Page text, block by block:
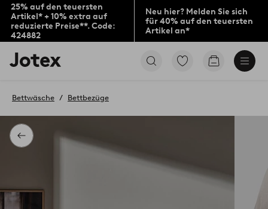
25% auf den teuersten
Artikel* + 10% extra auf
reduzierte Preise**. Code:
424882
Neu hier? Melden Sie sich
für 40% auf den teuersten
Artikel an*
Jotex-
Logo
Startseite
Zu
Produkten
Zum
Zurück
Bettwäsche Bettbezüge